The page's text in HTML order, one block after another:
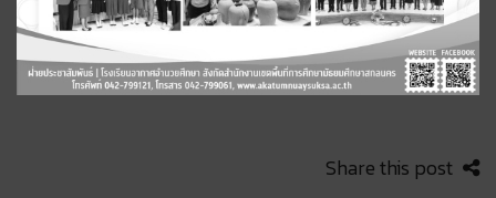
Share this post